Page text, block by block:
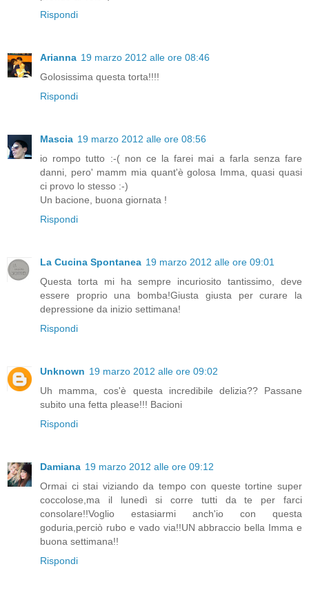
Rispondi
Arianna 19 marzo 2012 alle ore 08:46
Golosissima questa torta!!!!
Rispondi
Mascia 19 marzo 2012 alle ore 08:56
io rompo tutto :-( non ce la farei mai a farla senza fare
danni, pero' mamm mia quant'è golosa Imma, quasi quasi
ci provo lo stesso :-)
Un bacione, buona giornata !
Rispondi
La Cucina Spontanea 19 marzo 2012 alle ore 09:01
Questa torta mi ha sempre incuriosito tantissimo, deve
essere proprio una bomba!Giusta giusta per curare la
depressione da inizio settimana!
Rispondi
Unknown 19 marzo 2012 alle ore 09:02
Uh mamma, cos'è questa incredibile delizia?? Passane
subito una fetta please!!! Bacioni
Rispondi
Damiana 19 marzo 2012 alle ore 09:12
Ormai ci stai viziando da tempo con queste tortine super
coccolose,ma il lunedì si corre tutti da te per farci
consolare!!Voglio estasiarmi anch'io con questa
goduria,perciò rubo e vado via!!UN abbraccio bella Imma e
buona settimana!!
Rispondi